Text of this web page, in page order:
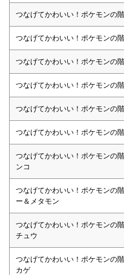
つなげてかわいい！ポケモンの
つなげてかわいい！ポケモンの
つなげてかわいい！ポケモンの
つなげてかわいい！ポケモンの
つなげてかわいい！ポケモンの
つなげてかわいい！ポケモンの
つなげてかわいい！ポケモンの
ンコ
つなげてかわいい！ポケモンの
ー＆メタモン
つなげてかわいい！ポケモンの
チュウ
つなげてかわいい！ポケモンの
カゲ